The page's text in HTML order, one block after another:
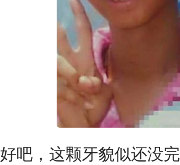
好吧，这颗牙貌似还没